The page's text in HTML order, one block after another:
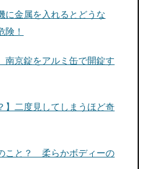
に金属を入れるとどうな
！
南京錠をアルミ缶で開錠す
】二度見してしまうほど奇
こと？ 柔らかボディーの